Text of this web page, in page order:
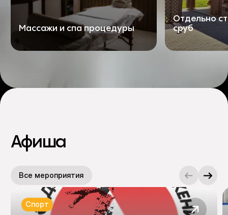
Массажи и спа процедуры
Отдельно
сруб
Афиша
Все мероприятия
Спорт